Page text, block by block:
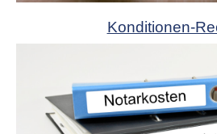
Konditionen-